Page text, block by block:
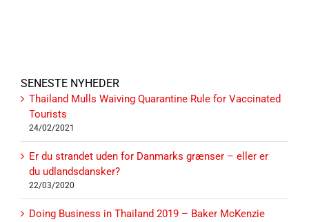
SENESTE NYHEDER
Thailand Mulls Waiving Quarantine Rule for Vaccinated
Tourists
24/02/2021
Er du strandet uden for Danmarks grænser – eller er
du udlandsdansker?
22/03/2020
Doing Business in Thailand 2019 – Baker McKenzie